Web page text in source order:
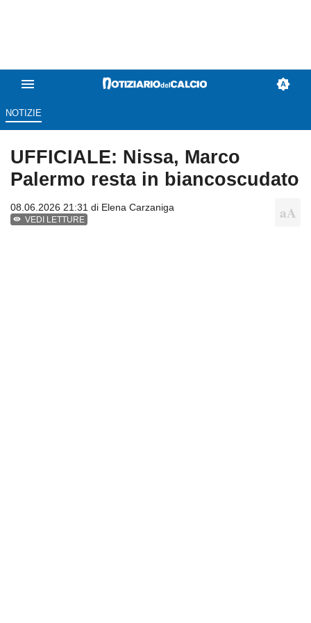
NOTIZIE
UFFICIALE: Nissa, Marco
Palermo resta in biancoscudato
08.06.2026 21:31 di Elena Carzaniga
VEDI LETTURE